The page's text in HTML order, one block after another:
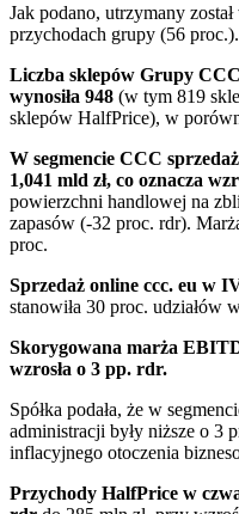
Jak podano, utrzymany
przychodach grupy (56 proc.).
Liczba sklepów Grupy
wynosiła 948 (w tym 819
sklepów HalfPrice), w
W segmencie CCC
1,041 mld zł, co oznacza
powierzchni handlowej na
zapasów (-32 proc. rdr).
proc.
Sprzedaż online ccc. eu w
stanowiła 30 proc. udziałów
Skorygowana marża
wzrosła o 3 pp. rdr.
Spółka podała, że w
administracji były niższe o 3
inflacyjnego otoczenia
Przychody HalfPrice w